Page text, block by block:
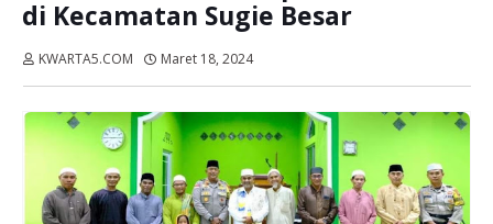
di Kecamatan Sugie Besar
KWARTA5.COM Maret 18, 2024